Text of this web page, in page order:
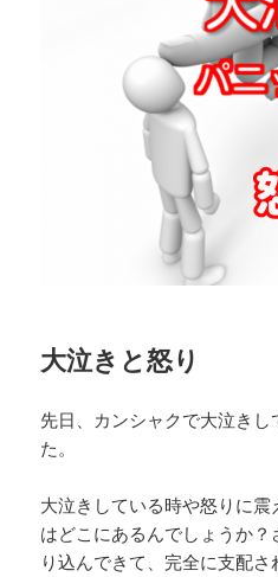
大泣きと怒り
先日、カンシャクで大泣き
た。
大泣きしている時や怒りに
はどこにあるんでしょうか
り込んできて、完全に支配